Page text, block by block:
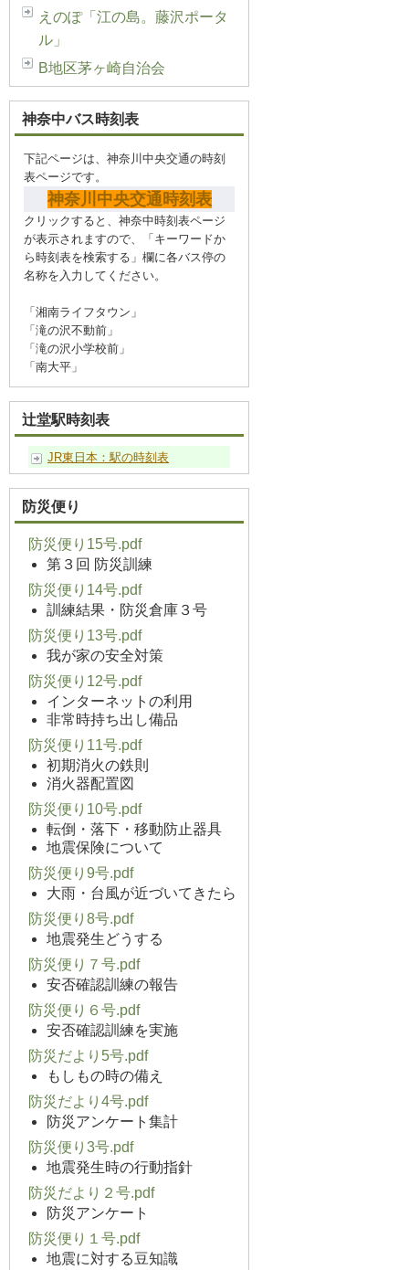
えのぽ「江の島。藤沢ポータ
ル」
B地区茅ヶ崎自治会
神奈中バス時刻表
下記ページは、神奈川中央交通の時刻
表ページです。
神奈川中央交通時刻表
クリックすると、神奈中時刻表ページ
が表示されますので、「キーワードか
ら時刻表を検索する」欄に各バス停の
名称を入力してください。
「湘南ライフタウン」
「滝の沢不動前」
「滝の沢小学校前」
「南大平」
辻堂駅時刻表
JR東日本：駅の時刻表
防災便り
防災便り15号.pdf
第３回 防災訓練
防災便り14号.pdf
訓練結果・防災倉庫３号
防災便り13号.pdf
我が家の安全対策
防災便り12号.pdf
インターネットの利用
非常時持ち出し備品
防災便り11号.pdf
初期消火の鉄則
消火器配置図
防災便り10号.pdf
転倒・落下・移動防止器具
地震保険について
防災便り9号.pdf
大雨・台風が近づいてきたら
防災便り8号.pdf
地震発生どうする
防災便り７号.pdf
安否確認訓練の報告
防災便り６号.pdf
安否確認訓練を実施
防災だより5号.pdf
もしもの時の備え
防災だより4号.pdf
防災アンケート集計
防災便り3号.pdf
地震発生時の行動指針
防災だより２号.pdf
防災アンケート
防災便り１号.pdf
地震に対する豆知識